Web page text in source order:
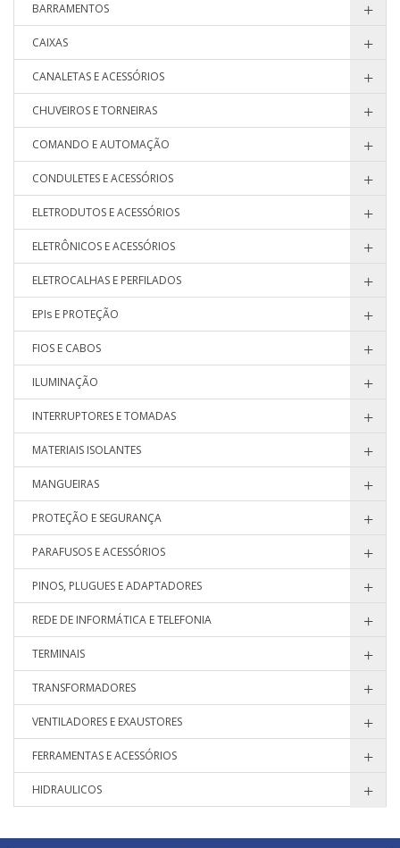
BARRAMENTOS
CAIXAS
CANALETAS E ACESSÓRIOS
CHUVEIROS E TORNEIRAS
COMANDO E AUTOMAÇÃO
CONDULETES E ACESSÓRIOS
ELETRODUTOS E ACESSÓRIOS
ELETRÔNICOS E ACESSÓRIOS
ELETROCALHAS E PERFILADOS
EPIs E PROTEÇÃO
FIOS E CABOS
ILUMINAÇÃO
INTERRUPTORES E TOMADAS
MATERIAIS ISOLANTES
MANGUEIRAS
PROTEÇÃO E SEGURANÇA
PARAFUSOS E ACESSÓRIOS
PINOS, PLUGUES E ADAPTADORES
REDE DE INFORMÁTICA E TELEFONIA
TERMINAIS
TRANSFORMADORES
VENTILADORES E EXAUSTORES
FERRAMENTAS E ACESSÓRIOS
HIDRAULICOS